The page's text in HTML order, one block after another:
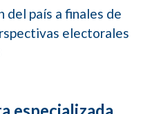
del país a finales de
electorales